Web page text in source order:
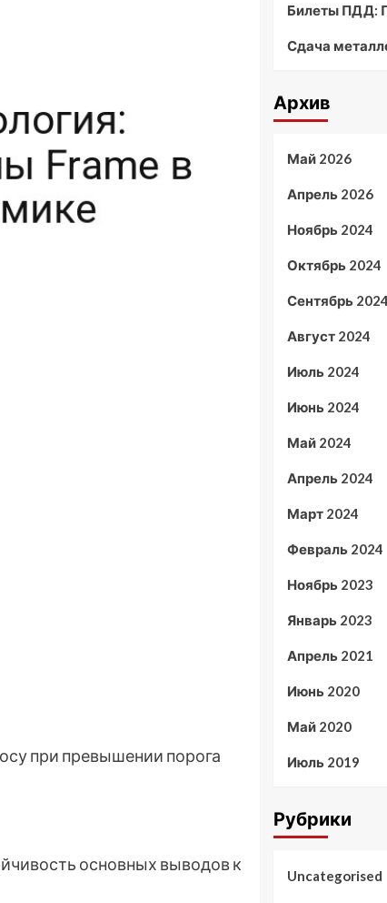
при превышении порога
основных выводов к
Билеты ПДД:
Сдача
Архив
Май 2026
Апрель 2026
Ноябрь 2024
Октябрь 2024
Сентябрь 2024
Август 2024
Июль 2024
Июнь 2024
Май 2024
Апрель 2024
Март 2024
Февраль 2024
Ноябрь 2023
Январь 2023
Апрель 2021
Июнь 2020
Май 2020
Июль 2019
Рубрики
Uncategorised